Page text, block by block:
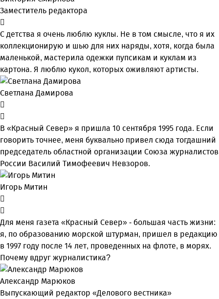
Заместитель редактора
С детства я очень люблю куклы. Не в том смысле, что я их
коллекционирую и шью для них наряды, хотя, когда была
маленькой, мастерила одежки пупсикам и куклам из
картона. Я люблю кукол, которых оживляют артисты.
Светлана Дамирова
В «Красный Север» я пришла 10 сентября 1995 года. Если
говорить точнее, меня буквально привел сюда тогдашний
председатель областной организации Союза журналистов
России Василий Тимофеевич Невзоров.
Игорь Митин
Для меня газета «Красный Север» - большая часть жизни:
я, по образованию морской штурман, пришел в редакцию
в 1997 году после 14 лет, проведенных на флоте, в морях.
Почему вдруг журналистика?
Александр Марюков
Выпускающий редактор «Делового вестника»